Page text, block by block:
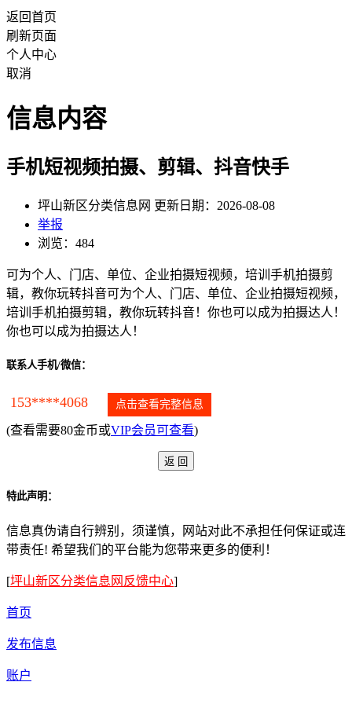
返回首页
刷新页面
个人中心
取消
信息内容
手机短视频拍摄、剪辑、抖音快手
坪山新区分类信息网 更新日期：2026-08-08
举报
浏览：484
可为个人、门店、单位、企业拍摄短视频，培训手机拍摄剪
辑，教你玩转抖音可为个人、门店、单位、企业拍摄短视频，
培训手机拍摄剪辑，教你玩转抖音！你也可以成为拍摄达人！
你也可以成为拍摄达人！
联系人手机/微信：
153****4068 点击查看完整信息
(查看需要80金币或VIP会员可查看)
特此声明：
信息真伪请自行辨别，须谨慎，网站对此不承担任何保证或连
带责任! 希望我们的平台能为您带来更多的便利！
[坪山新区分类信息网反馈中心]
首页
发布信息
账户